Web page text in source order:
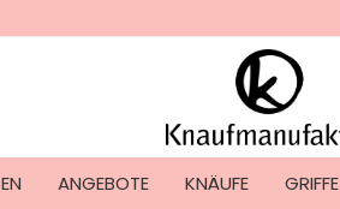
ANGEBOTE KNÄUFE GRIFFE